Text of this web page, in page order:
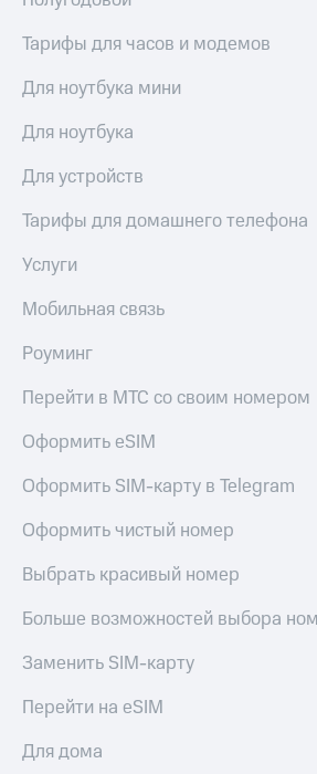
Тарифы для часов и модемов
Для ноутбука мини
Для ноутбука
Для устройств
Тарифы для домашнего телефона
Услуги
Мобильная связь
Роуминг
Перейти в МТС со своим номером
Оформить eSIM
Оформить SIM-карту в Telegram
Оформить чистый номер
Выбрать красивый номер
Больше возможностей выбора
Заменить SIM-карту
Перейти на eSIM
Для дома